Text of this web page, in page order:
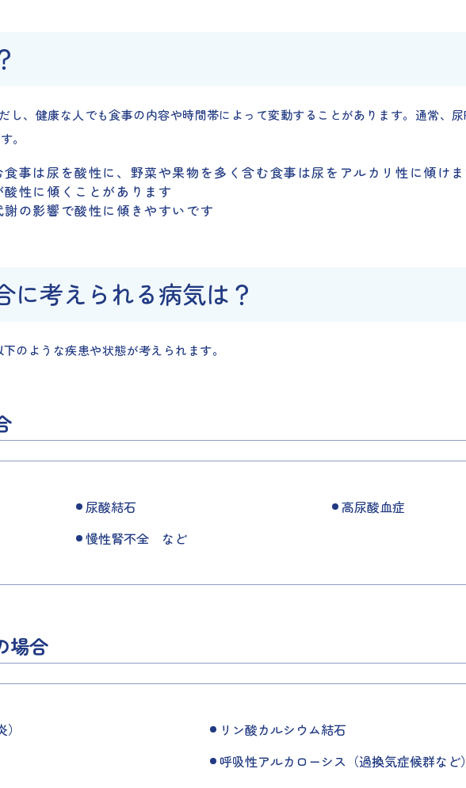
し、健康な人でも食事の内容や時間帯によって変動することがあります。通常、尿
。
事は尿を酸性に、野菜や果物を多く含む食事は尿をアルカリ性に傾け
性に傾くことがあります
の影響で酸性に傾きやすいです
に考えられる病気は？
のような疾患や状態が考えられます。
尿酸結石
高尿酸血症
慢性腎不全 など
場合
リン酸カルシウム結石
呼吸性アルカローシス（過換気症候群な